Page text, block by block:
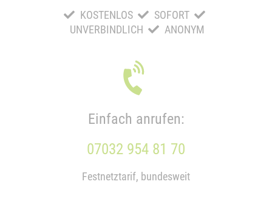
KOSTENLOS
SOFORT
UNVERBINDLICH
ANONYM
Einfach anrufen:
07032 954 81 70
Festnetztarif, bundesweit